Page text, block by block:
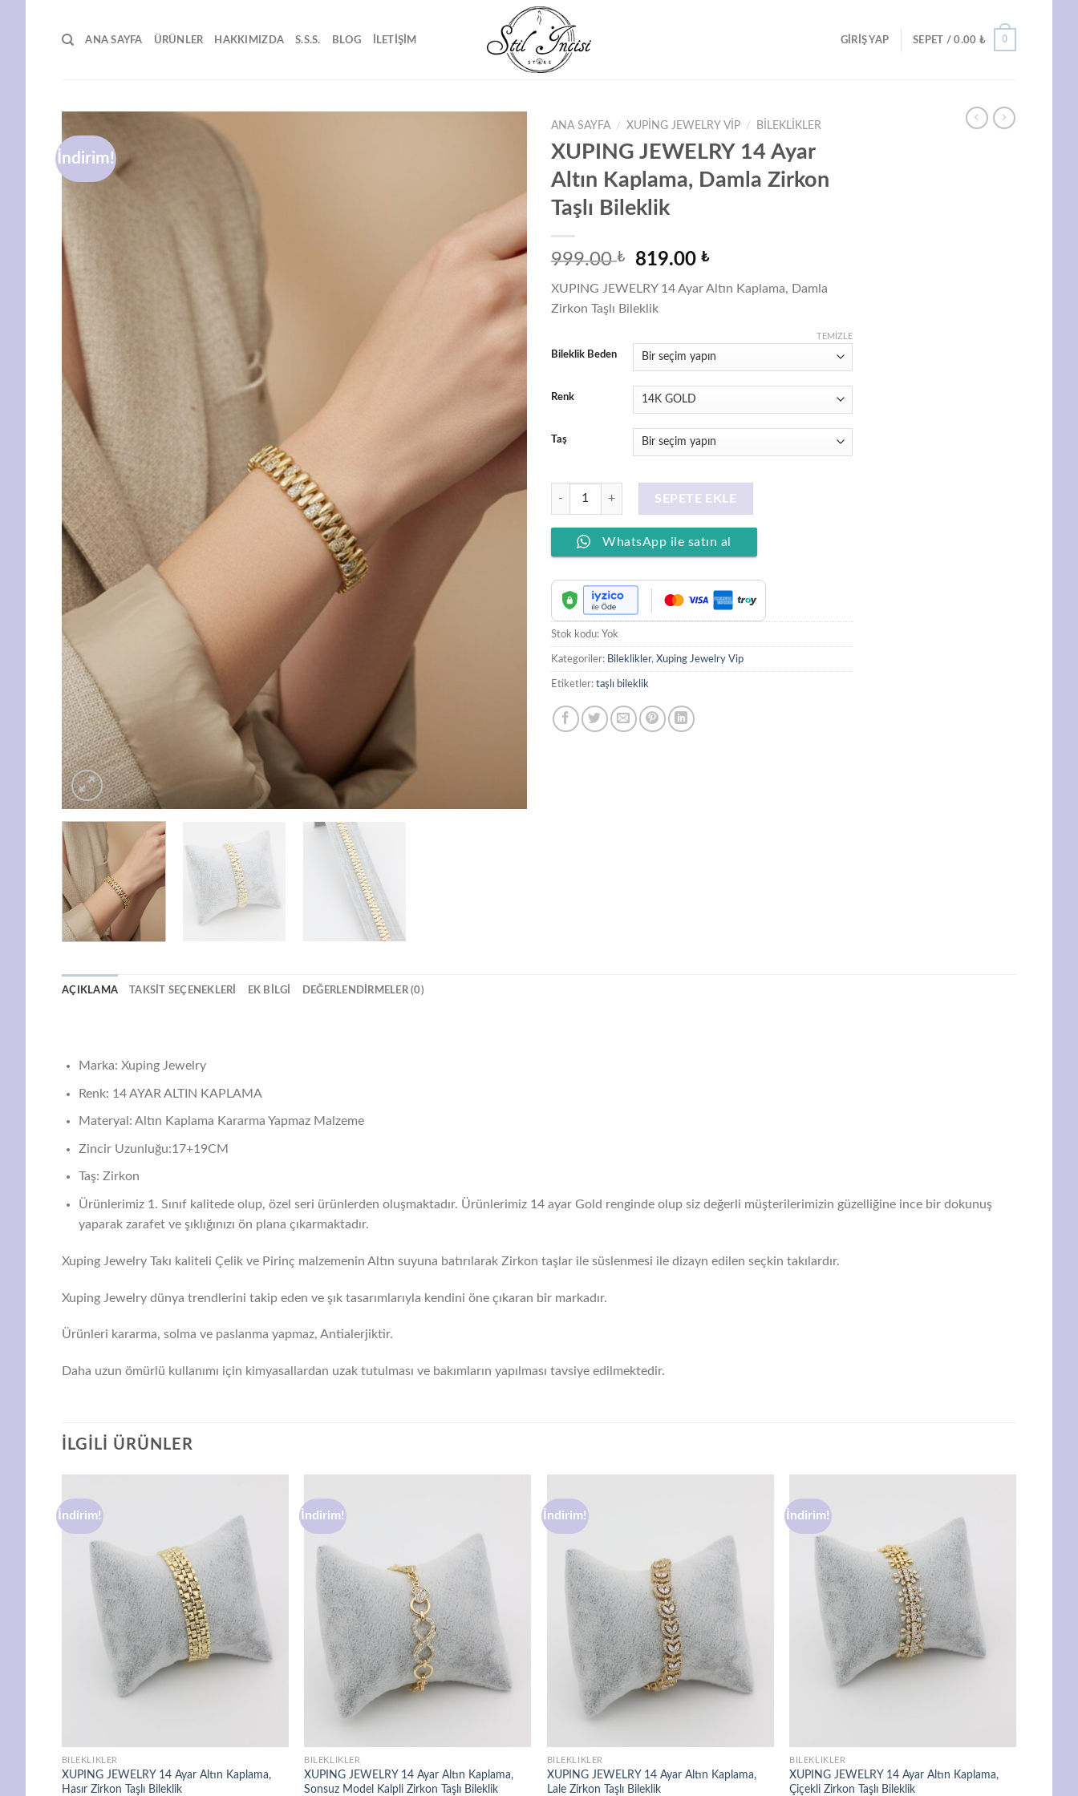
ANA SAYFA ÜRÜNLER HAKKIMIZDA S.S.S. BLOG İLETIŞIM GIRIŞ YAP SEPET /0.00 ₺ 0
İndirim!
ekle
ANA SAYFA / XUPING JEWELRY VIP / BILEKLIKLER
XUPING JEWELRY 14 Ayar
Altın Kaplama, Damla Zirkon
Taşlı Bileklik
999.00₺
Orijinal
999.00 ₺.
819.00₺Şu
fiyat:
XUPING JEWELRY 14 Ayar Altın Kaplama, Damla
Zirkon Taşlı Bileklik
Bileklik Beden
Renk
Taş
TEMIZLE
XUPING JEWELRY 14 Ayar Altın Kaplama, Damla Zirkon Taşlı Bileklik adet
SEPETE EKLE
WhatsApp ile satın al
Stok kodu: Yok
Kategoriler: Bileklikler, Xuping Jewelry Vip
Etiketler: taşlı bileklik
AÇIKLAMA TAKSIT SEÇENEKLERI EK BILGI DEĞERLENDIRMELER (0)
Marka: Xuping Jewelry
Renk: 14 AYAR ALTIN KAPLAMA
Materyal: Altın Kaplama Kararma Yapmaz Malzeme
Zincir Uzunluğu:17+19CM
Taş: Zirkon
Ürünlerimiz 1. Sınıf kalitede olup, özel seri ürünlerden oluşmaktadır. Ürünlerimiz 14 ayar Gold renginde olup siz değerli müşterilerimizin güzelliğine ince bir dokunuş
yaparak zarafet ve şıklığınızı ön plana çıkarmaktadır.
Xuping Jewelry Takı kaliteli Çelik ve Pirinç malzemenin Altın suyuna batırılarak Zirkon taşlar ile süslenmesi ile dizayn edilen seçkin takılardır.
Xuping Jewelry dünya trendlerini takip eden ve şık tasarımlarıyla kendini öne çıkaran bir markadır.
Ürünleri kararma, solma ve paslanma yapmaz, Antialerjiktir.
Daha uzun ömürlü kullanımı için kimyasallardan uzak tutulması ve bakımların yapılması tavsiye edilmektedir.
İLGILI ÜRÜNLER
İndirim!
Favorilere
BILEKLIKLER
XUPING JEWELRY 14 Ayar Altın Kaplama,
Hasır Zirkon Taşlı Bileklik
İndirim!
BILEKLIKLER
XUPING JEWELRY 14 Ayar Altın Kaplama,
Sonsuz Model Kalpli Zirkon Taşlı Bileklik
İndirim!
BILEKLIKLER
XUPING JEWELRY 14 Ayar Altın Kaplama,
Lale Zirkon Taşlı Bileklik
İndirim!
BILEKLIKLER
XUPING JEWELRY 14 Ayar Altın Kaplama,
Çiçekli Zirkon Taşlı Bileklik